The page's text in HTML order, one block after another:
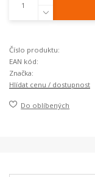
Číslo produktu:
EAN kód:
Značka:
Hlídat cenu / dostupnost
Do oblíbených